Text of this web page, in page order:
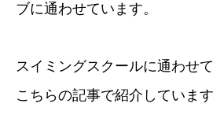
ブに通わせています。
スイミングスクールに通わせ
こちらの記事で紹介しています